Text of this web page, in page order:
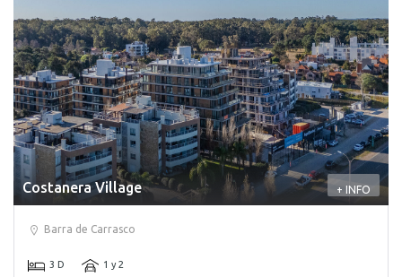
Costanera Village + INFO
Barra de Carrasco
3 D 1 y 2